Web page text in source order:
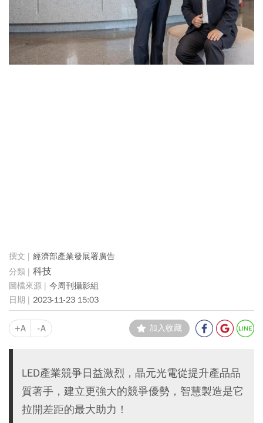
經濟部產業發展署廣告
科技
今周刊攝影組
2023-11-23 15:03
+A -A 加入收藏
LED產業競爭日益激烈，晶元光電從提升產品品
質著手，建立更強大的競爭優勢，智慧製造是它
拉開差距的最大助力！